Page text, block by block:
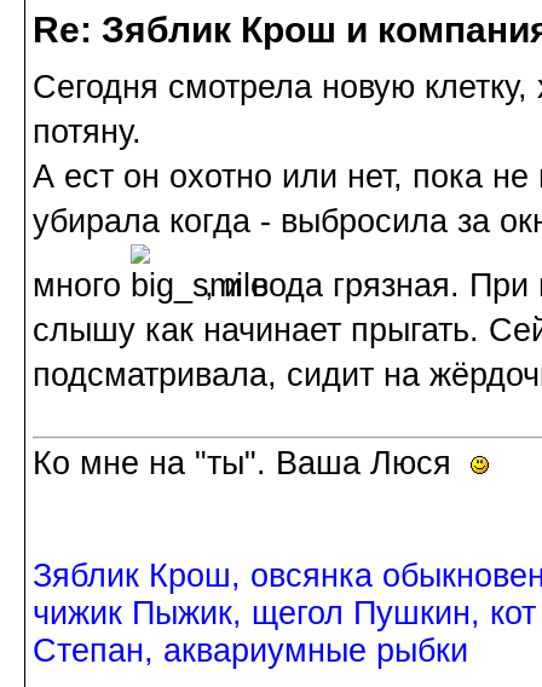
Re: Зяблик Крош и
Сегодня смотрела новую клетку,
потяну.
А ест он охотно или нет, пока
убирала когда - выбросила за
много
, и вода грязная. При
слышу как начинает прыгать.
подсматривала, сидит на
Ко мне на "ты". Ваша Люся
Зяблик Крош, овсянка
чижик Пыжик, щегол Пушкин,
Степан, аквариумные рыбки